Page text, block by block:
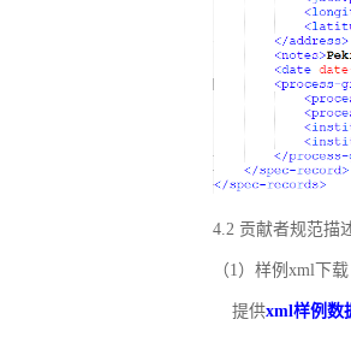
4.2 贡献者规范描
（1）样例xml下载
提供xml样例数